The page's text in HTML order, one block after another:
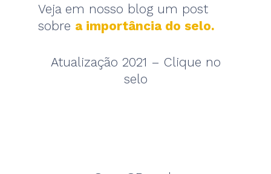
Veja em nosso blog um post
sobre a importância do selo.
Atualização 2021 – Clique no
selo